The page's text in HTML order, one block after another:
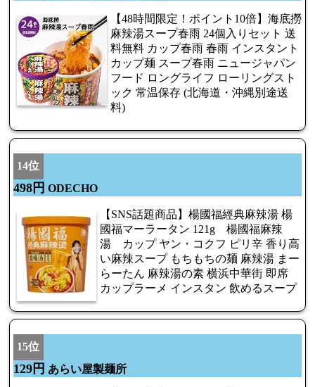
【48時間限定！ポイント10倍】海底撈
麻辣湯スープ春雨 24個入りセット 送
料無料 カップ春雨 春雨 インスタント
カップ麺 スープ春雨 ニュージャパン
フード ロングライフ ローリングスト
ック 常温保存 (北海道・沖縄別途送
料)
14位
498円 ODECHO
【SNS話題商品】楊國福經典麻辣湯 楊
國福マーラータン 121g 楊國福麻辣
湯 カップ ヤン・コクフ ピリ辛 香り高
い麻辣スープ もちもちの麺 麻辣湯 まー
らーたん 麻辣湯の素 横浜中華街 即席
カップラーメ インスタン 飲めるスープ
15位
129円 あらい屋製麺所